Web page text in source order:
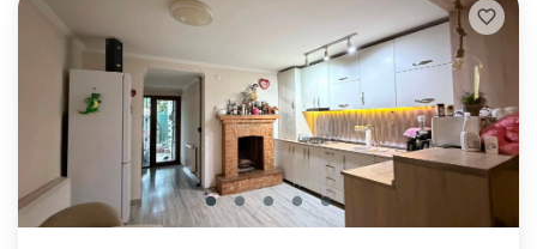
lens lens lens lens lens